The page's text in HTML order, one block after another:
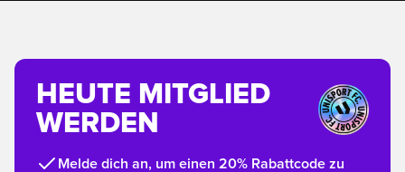
HEUTE MITGLIED
WERDEN
Melde dich an, um einen 20% Rabattcode zu